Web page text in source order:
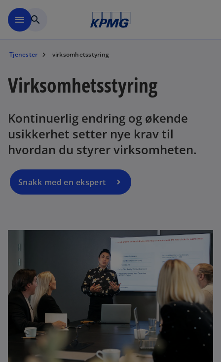
menu search
Tjenester virksomhetsstyring
Virksomhetsstyring
Kontinuerlig endring og økende
usikkerhet setter nye krav til
hvordan du styrer virksomheten.
Snakk med en ekspert